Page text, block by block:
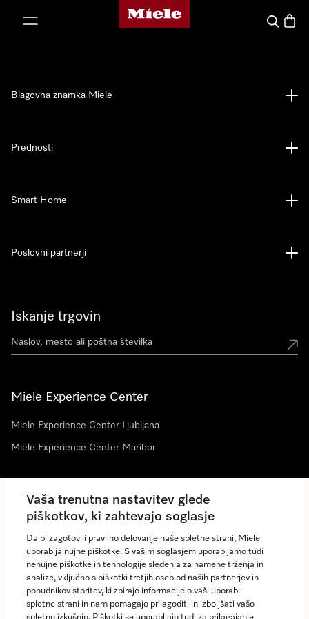
Domača stran Miele
Iskanje
Iskanje trgovin
Miele Experience Center
Miele Experience Center Ljubljana
Miele Experience Center Maribor
Novice
Blagovna znamka Miele
Prednosti
Smart Home
Poslovni partnerji
Vaša trenutna nastavitev glede
piškotkov, ki zahtevajo soglasje
Da bi zagotovili pravilno delovanje naše spletne strani, Miele
uporablja nujne piškotke. S vašim soglasjem uporabljamo tudi
nenujne piškotke in tehnologije sledenja za namene trženja in
analize, vključno s piškotki tretjih oseb od naših partnerjev in
ponudnikov storitev, ki zbirajo informacije o vaši uporabi
spletne strani in nam pomagajo prilagoditi in izboljšati vašo